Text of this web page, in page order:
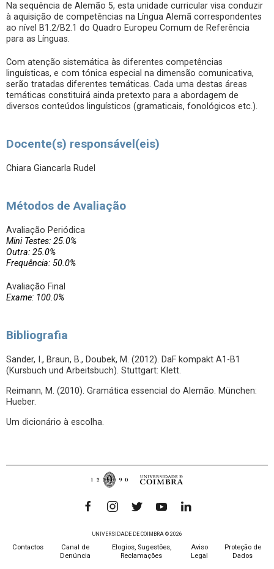
Na sequência de Alemão 5, esta unidade curricular visa conduzir
à aquisição de competências na Língua Alemã correspondentes
ao nível B1.2/B2.1 do Quadro Europeu Comum de Referência
para as Línguas.
Com atenção sistemática às diferentes competências
linguísticas, e com tónica especial na dimensão comunicativa,
serão tratadas diferentes temáticas. Cada uma destas áreas
temáticas constituirá ainda pretexto para a abordagem de
diversos conteúdos linguísticos (gramaticais, fonológicos etc.).
Docente(s) responsável(eis)
Chiara Giancarla Rudel
Métodos de Avaliação
Avaliação Periódica
Mini Testes: 25.0%
Outra: 25.0%
Frequência: 50.0%
Avaliação Final
Exame: 100.0%
Bibliografia
Sander, I., Braun, B., Doubek, M. (2012). DaF kompakt A1-B1
(Kursbuch und Arbeitsbuch). Stuttgart: Klett.
Reimann, M. (2010). Gramática essencial do Alemão. München:
Hueber.
Um dicionário à escolha.
UNIVERSIDADE DE COIMBRA © 2026
Contactos
Canal de
Denúncia
Elogios, Sugestões,
Reclamações
Aviso
Legal
Proteção de
Dados